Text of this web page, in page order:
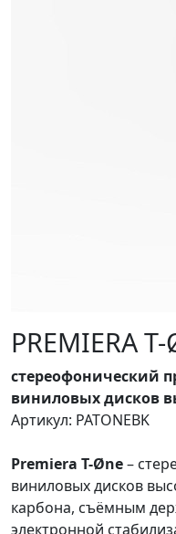
PREMIERA
стереофонический
виниловых дисков
Артикул: PATONEBK
Premiera T-Øne–
виниловых дисков
карбона, съёмным
электронной